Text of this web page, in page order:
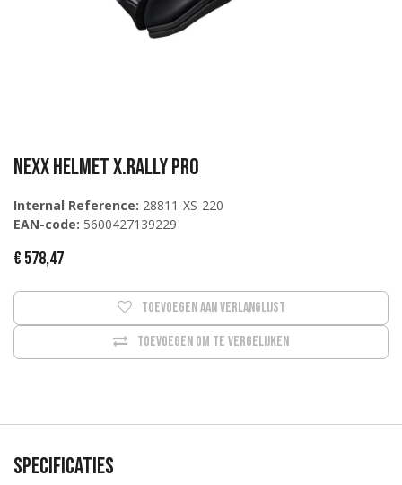
NEXX Helmet X.Rally PRO
Internal Reference: 28811-XS-220
EAN-code: 5600427139229
€ 578,47
Toevoegen om te vergelijken
Toevoegen aan verlanglijst
Specificaties